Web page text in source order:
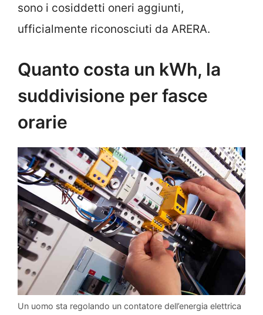
sono i cosiddetti oneri aggiunti,
ufficialmente riconosciuti da ARERA.
Quanto costa un kWh, la
suddivisione per fasce
orarie
Un uomo sta regolando un contatore dell’energia elettrica